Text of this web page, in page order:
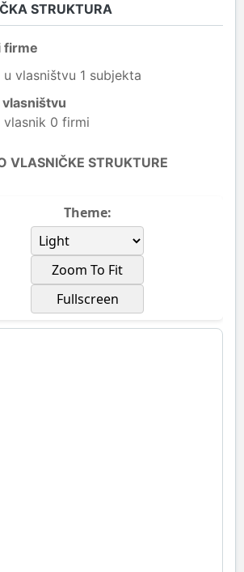
STRUKTURA
firme
u vlasništvu 1 subjekta
vlasništvu
vlasnik 0 firmi
VLASNIČKE STRUKTURE
Theme:
Zoom To Fit
Fullscreen